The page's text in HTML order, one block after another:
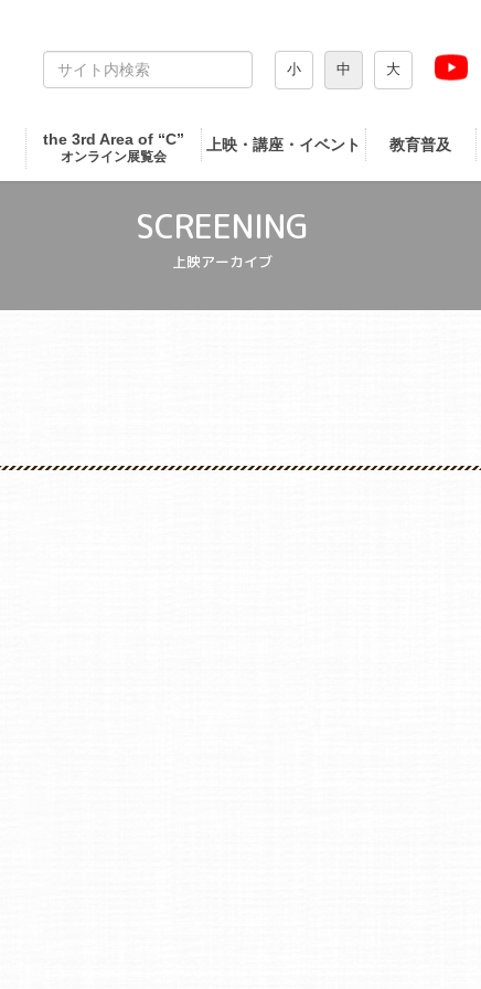
小 中 大
the 3rd Area of “C”
オンライン展覧会
上映・講座・イベント 教育普及
SCREENING
上映アーカイブ